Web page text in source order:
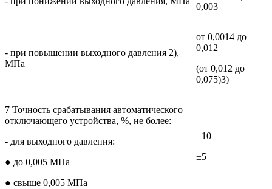
0,003
- при повышении выходного давления 2),
МПа
от 0,0014 до
0,012
(от 0,012 до
0,075)3)
7 Точность срабатывания автоматического
отключающего устройства, %, не более:
- для выходного давления:
● до 0,005 МПа
● свыше 0,005 МПа
±10
±5